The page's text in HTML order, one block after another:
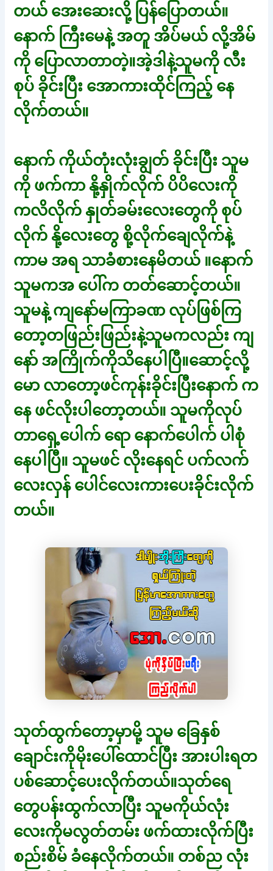
တယ် အေးဆေးလို့ ပြန်ပြောတယ်။
နောက် ကြီးမေနဲ့ အတူ အိပ်မယ် လို့အိမ်
ကို ပြောလာတာတဲ့။အဲ့ဒါနဲ့သူမကို လီး
စုပ် ခိုင်းပြီး အောကားထိုင်ကြည့် နေ
လိုက်တယ်။
နောက် ကိုယ်တုံးလုံးချွတ် ခိုင်းပြီး သူမ
ကို ဖက်ကာ နို့နှိုက်လိုက် ပိပိလေးကို
ကလိလိုက် နှုတ်ခမ်းလေးတွေကို စုပ်
လိုက် နို့လေးတွေ စို့လိုက်ချေလိုက်နဲ့
ကာမ အရ သာခံစားနေမိတယ် ။နောက်
သူမကအ ပေါ်က တတ်ဆောင့်တယ်။
သူမနဲ့ ကျနော်မကြာခဏ လုပ်ဖြစ်ကြ
တော့တဖြည်းဖြည်းနဲ့သူမကလည်း ကျ
နော် အကြိုက်ကိုသိနေပါပြီ။ဆောင့်လို့
မော လာတော့ဖင်ကုန်းခိုင်းပြီးနောက် က
နေ ဖင်လိုးပါတော့တယ်။ သူမကိုလုပ်
တာရှေ့ပေါက် ရော နောက်ပေါက် ပါစုံ
နေပါပြီ။ သူမဖင် လိုးနေရင် ပက်လက်
လေးလှန် ပေါင်လေးကားပေးခိုင်းလိုက်
တယ်။
သုတ်ထွက်တော့မှာမို့ သူမ ခြေနှစ်
ချောင်းကိုမိုးပေါ်ထောင်ပြီး အားပါးရတ
ပစ်ဆောင့်ပေးလိုက်တယ်။သုတ်ရေ
တွေပန်းထွက်လာပြီး သူမကိုယ်လုံး
လေးကိုမလွတ်တမ်း ဖက်ထားလိုက်ပြီး
စည်းစိမ် ခံနေလိုက်တယ်။ တစ်ည လုံး